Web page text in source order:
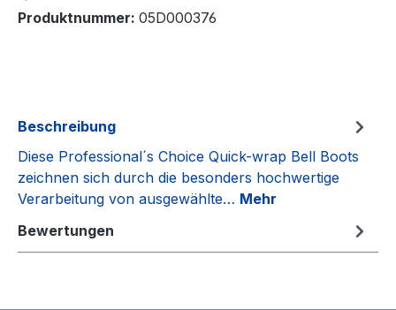
Produktnummer: 05D000376
Beschreibung
Diese Professional´s Choice Quick-wrap Bell Boots
zeichnen sich durch die besonders hochwertige
Verarbeitung von ausgewählte… Mehr
Bewertungen